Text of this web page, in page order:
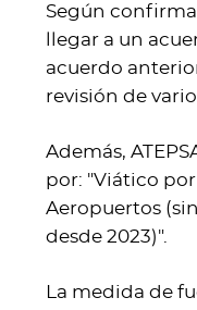
Según
llegar a un
acuerdo
revisión de
Además,
por: "Viático
Aeropuertos
desde 2023)".
La medida de